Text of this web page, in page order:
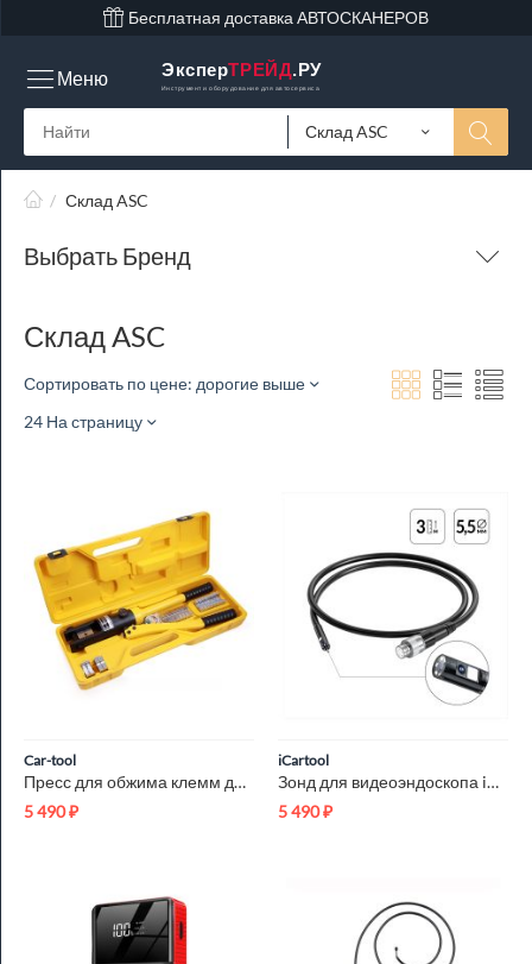
Бесплатная доставка АВТОСКАНЕРОВ
ЭксперТРЕЙД.РУ
Инструмент и оборудование для автосервиса
Склад ASC
Меню
/ Склад ASC
Выбрать Бренд
Склад ASC
Сортировать по цене: дорогие выше
24 На страницу
Car-tool
Пресс для обжима клемм до 300 мм? ручной, гидравлический, 9 т...
5 490₽
iCartool
Зонд для видеоэндоскопа iCartool IC-V112A-3, 2 камеры, 3м, 5....
5 490₽